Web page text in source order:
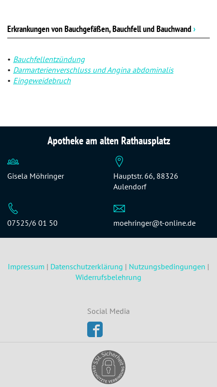
Erkrankungen von Bauchgefäßen, Bauchfell und Bauchwand›
Bauchfellentzündung
Darmarterienverschluss und Angina abdominalis
Eingeweidebruch
Apotheke am alten Rathausplatz
Gisela Möhringer
Hauptstr. 66, 88326
Aulendorf
07525/6 01 50 moehringer@t-online.de
Impressum | Datenschutzerklärung | Nutzungsbedingungen |
Widerrufsbelehrung
Social Media